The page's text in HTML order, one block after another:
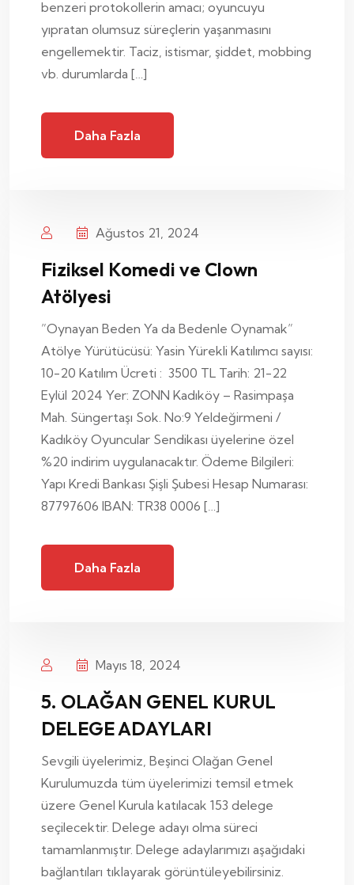
benzeri protokollerin amacı; oyuncuyu
yıpratan olumsuz süreçlerin yaşanmasını
engellemektir. Taciz, istismar, şiddet, mobbing
vb. durumlarda […]
Daha Fazla
Ağustos 21, 2024
Fiziksel Komedi ve Clown
Atölyesi
”Oynayan Beden Ya da Bedenle Oynamak”
Atölye Yürütücüsü: Yasin Yürekli Katılımcı sayısı:
10-20 Katılım Ücreti : 3500 TL Tarih: 21-22
Eylül 2024 Yer: ZONN Kadıköy – Rasimpaşa
Mah. Süngertaşı Sok. No:9 Yeldeğirmeni /
Kadıköy Oyuncular Sendikası üyelerine özel
%20 indirim uygulanacaktır. Ödeme Bilgileri:
Yapı Kredi Bankası Şişli Şubesi Hesap Numarası:
87797606 IBAN: TR38 0006 […]
Daha Fazla
Mayıs 18, 2024
5. OLAĞAN GENEL KURUL
DELEGE ADAYLARI
Sevgili üyelerimiz, Beşinci Olağan Genel
Kurulumuzda tüm üyelerimizi temsil etmek
üzere Genel Kurula katılacak 153 delege
seçilecektir. Delege adayı olma süreci
tamamlanmıştır. Delege adaylarımızı aşağıdaki
bağlantıları tıklayarak görüntüleyebilirsiniz.